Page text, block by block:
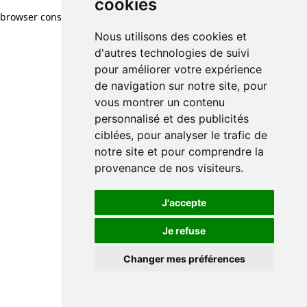
cookies
Nous utilisons des cookies et
d'autres technologies de suivi
pour améliorer votre expérience
de navigation sur notre site, pour
vous montrer un contenu
personnalisé et des publicités
ciblées, pour analyser le trafic de
notre site et pour comprendre la
provenance de nos visiteurs.
J'accepte
Je refuse
Changer mes préférences
browser console for more information)